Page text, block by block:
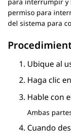
permiso para
del sistema para
Ubique al
Haga clic en
Hable con
Ambas
Cuando